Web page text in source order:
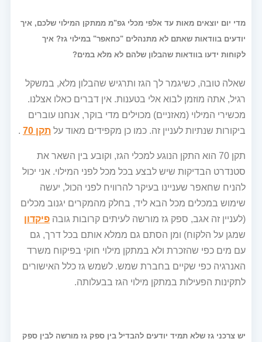
מדי יום יוצאים מאות עד אלפי מכלי גפ"מ ממתקן המילוי שלכם, איך
יודעים בוודאות שאתם לא מתנהלים "כחאפר" במילוי גז? איך
לקוחות ידעו בוודאות שהבלון שלהם לא מלא במים?
שאלה טובה, כשיגמר לך הגז ותרגיש שהבלון מלא, במשקל
רגיל, אתה מוזמן לבוא אלי בטענות. אין דברים כאלו אצלנו.
מכשירי המילוי (מאזניים) מכוילים מדי בוקר, אנחנו עוברים
ביקורות שנתיות לעניין זה. כמו כן מקפידים מאוד על תקן 70 .
תקן 70 הוא התקן הנוגע למכלי הגז, וקובע בין השאר את
סטנדרט הבדיקות שיש לבצע בכל מכל לפני המילוי. אני יכול
להניח שחאפר שעניינו בעיקר להרוויח לפני הכול, יעשה
שימוש במכלים מכל הבא ליד, בחלק מהמקרים יגנוב מכלים
(לעניין זה אגב, ספק גז מורשה לעיתים קרובות גובה פיקדון
שמגן על הלקוח) ומן הסתם גם ממלא אותם בכל דרך, גם
עם מים כפי שהזכרת ולא במתקן מילוי חוקי בפיקוח משרד
האנרגיה כפי שקיים בחברת שמש. לשמש גז כלל האישורים
לתקינות הפעילות במתקן מילוי הגז בבעלותה.
יש צרכני גז שלא תמיד יודעים להבדיל בין ספק גז מורשה לבין ספק